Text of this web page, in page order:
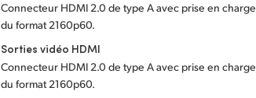
Connecteur HDMI 2.0 de type A avec prise en charge
du format 2160p60.
Sorties vidéo HDMI
Connecteur HDMI 2.0 de type A avec prise en charge
du format 2160p60.